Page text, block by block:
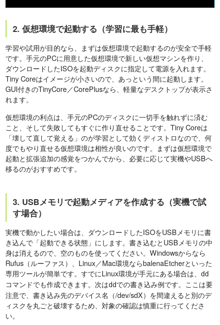
2. 仮想環境で起動する（学習に最も手軽）
学習や試用が目的なら、まずは仮想環境で起動するのが安全で手軽
です。手元のPCに用意した仮想環境で新しい仮想マシンを作り、
ダウンロードしたISOを起動ディスクに指定して電源を入れます。
Tiny Coreはイメージが小さいので、あっという間に起動します。
GUI付きのTinyCore／CorePlusなら、軽量なデスクトップが表示さ
れます。
仮想環境の利点は、手元のPCのディスクに一切手を触れずに済む
こと、そして失敗してもすぐに作り直せることです。Tiny Coreは
「壊して直して覚える」のが学習として効くディストロなので、何
度でもやり直せる仮想環境は相性が良いのです。まずは仮想環境で
起動と拡張追加の感覚をつかんでから、必要に応じて実機やUSBへ
移るのがおすすめです。
3. USBメモリで起動メディアを作成する（実機で試
す場合）
実機で動かしたい場合は、ダウンロードしたISOをUSBメモリに書
き込んで「起動できる状態」にします。書き込むとUSBメモリの中
身は消えるので、空のものを使ってください。Windowsからなら
Rufus（ルーファス）、Linux／Mac環境ならbalenaEtcherといった
専用ツールが簡単です。すでにLinux環境が手元にある場合は、
dd
コマンドでも作成できます。次はddでの書き込み例です。ここは要
注意で、書き込み先のデバイス名（/dev/sdX）を間違えると別のデ
ィスクを丸ごと破壊するため、対象の確認は慎重に行ってくださ
い。